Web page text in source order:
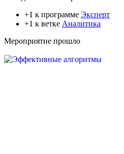
+1 к программе Эксперт
+1 к ветке Аналитика
Мероприятие прошло